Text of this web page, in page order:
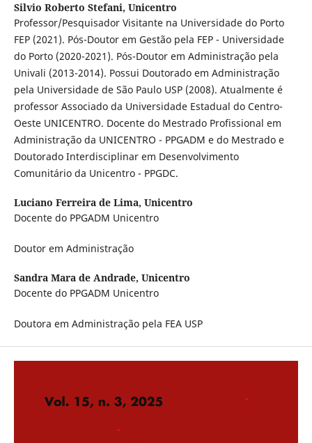
Silvio Roberto Stefani, Unicentro
Professor/Pesquisador Visitante na Universidade do Porto
FEP (2021). Pós-Doutor em Gestão pela FEP - Universidade
do Porto (2020-2021). Pós-Doutor em Administração pela
Univali (2013-2014). Possui Doutorado em Administração
pela Universidade de São Paulo USP (2008). Atualmente é
professor Associado da Universidade Estadual do Centro-
Oeste UNICENTRO. Docente do Mestrado Profissional em
Administração da UNICENTRO - PPGADM e do Mestrado e
Doutorado Interdisciplinar em Desenvolvimento
Comunitário da Unicentro - PPGDC.
Luciano Ferreira de Lima, Unicentro
Docente do PPGADM Unicentro
Doutor em Administração
Sandra Mara de Andrade, Unicentro
Docente do PPGADM Unicentro
Doutora em Administração pela FEA USP